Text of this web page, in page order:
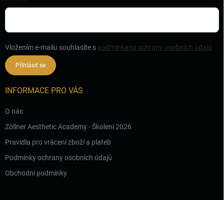
Vložením e-mailu souhlasíte s podmínkami ochrany osobních údajů
Přihlásit se
INFORMACE PRO VÁS
O nás
Zöllner Aesthetic Academy - Školení 2026
Pravidla pro vrácení zboží a plateb
Podmínky ochrany osobních údajů
Obchodní podmínky